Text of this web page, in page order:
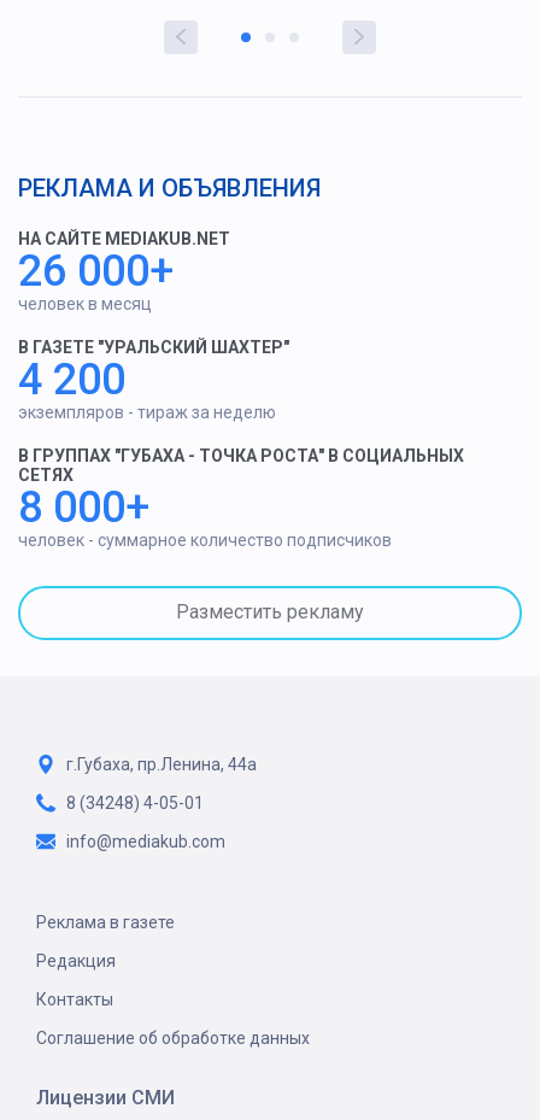
РЕКЛАМА И ОБЪЯВЛЕНИЯ
НА САЙТЕ MEDIAKUB.NET
26 000+
человек в месяц
В ГАЗЕТЕ "УРАЛЬСКИЙ ШАХТЕР"
4 200
экземпляров - тираж за неделю
В ГРУППАХ "ГУБАХА - ТОЧКА РОСТА" В СОЦИАЛЬНЫХ
СЕТЯХ
8 000+
человек - суммарное количество подписчиков
Разместить рекламу
г.Губаха, пр.Ленина, 44а
8 (34248) 4-05-01
info@mediakub.com
Реклама в газете
Редакция
Контакты
Соглашение об обработке данных
Лицензии СМИ